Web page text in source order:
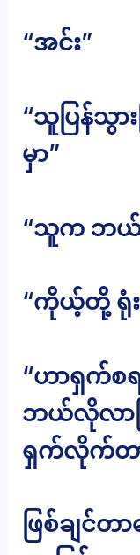
“အင်း”
“သူပြန်သွာ
မှာ”
“သူက ဘ
“ကိုယ့်တို့ ရုံ
“ဟာရှက်စ
ဘယ်လိုလာပ
ရှက်လိုက်တ
ဖြစ်ချင်